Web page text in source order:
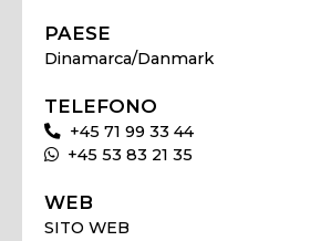
PAESE
Dinamarca/Danmark
TELEFONO
+45 71 99 33 44
+45 53 83 21 35
WEB
SITO WEB